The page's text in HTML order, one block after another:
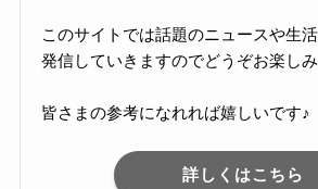
このサイトでは話題のニュースや生
発信していきますのでどうぞお楽しみ
皆さまの参考になれれば嬉しいです♪
詳しくはこちら